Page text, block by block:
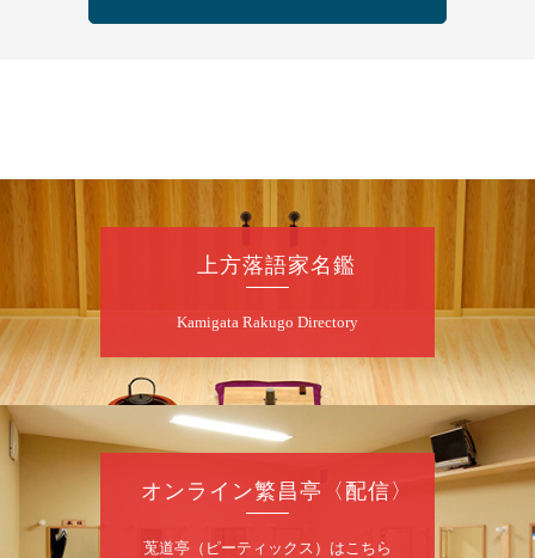
桂雀太「まんじゅうこわい」／桂三度「青
お問合せ：らららのらくご会予約事務局
090-6976-1777 email：
lalalanorakugo@gmail.com
昼
桂九寿玉／桂弥太郎／桂かい枝※／けんたと
ももえ（音曲漫才）※／笑福亭三喬／桂米二
～仲入～桂咲之輔／林家染団治／渡辺あきら
（ジャグリング）／笑福亭松枝（※…配信は
ございません）
★菟道亭配信あり
上方落語家名鑑
Kamigata Rakugo Directory
オンライン繁昌亭〈配信〉
莵道亭（ピーティックス）はこちら